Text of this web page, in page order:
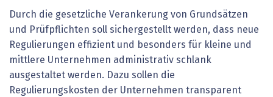
Durch die gesetzliche Verankerung von Grundsätzen
und Prüfpflichten soll sichergestellt werden, dass neue
Regulierungen effizient und besonders für kleine und
mittlere Unternehmen administrativ schlank
ausgestaltet werden. Dazu sollen die
Regulierungskosten der Unternehmen transparent